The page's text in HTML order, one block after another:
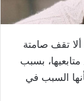
ألا تقف صامتة
بسبب
السبب في